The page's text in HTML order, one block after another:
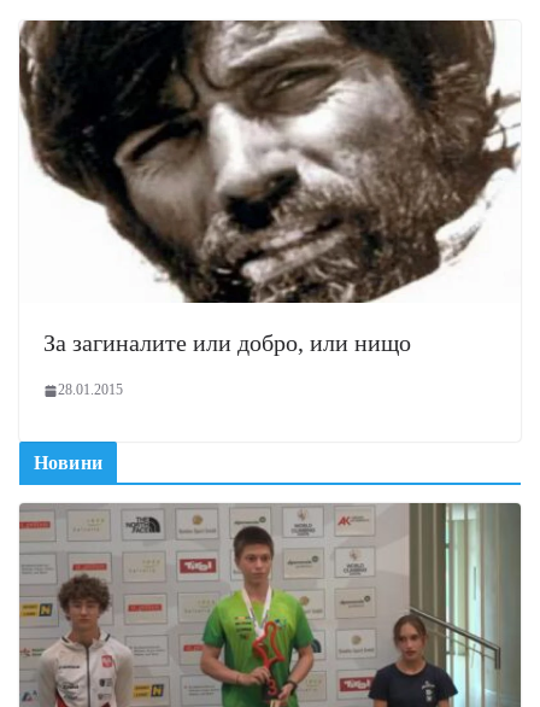
За загиналите или добро, или нищо
28.01.2015
Новини